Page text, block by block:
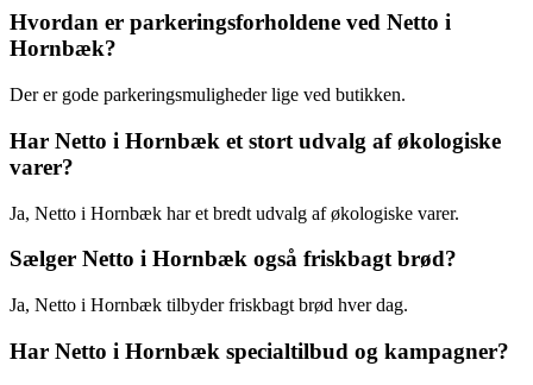
Hvordan er parkeringsforholdene ved Netto i
Hornbæk?
Der er gode parkeringsmuligheder lige ved butikken.
Har Netto i Hornbæk et stort udvalg af økologiske
varer?
Ja, Netto i Hornbæk har et bredt udvalg af økologiske varer.
Sælger Netto i Hornbæk også friskbagt brød?
Ja, Netto i Hornbæk tilbyder friskbagt brød hver dag.
Har Netto i Hornbæk specialtilbud og kampagner?